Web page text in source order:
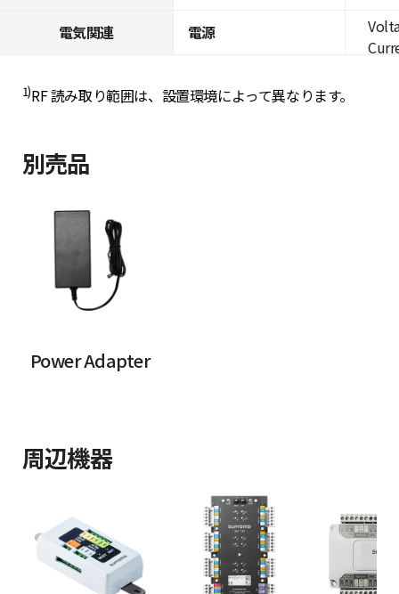
電気関連 電源
1)RF 読み取り範囲は、設置環境によって異なります。
別売品
Power Adapter
周辺機器